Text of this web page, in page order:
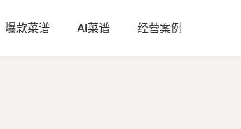
爆款菜谱 AI菜谱 经营案例